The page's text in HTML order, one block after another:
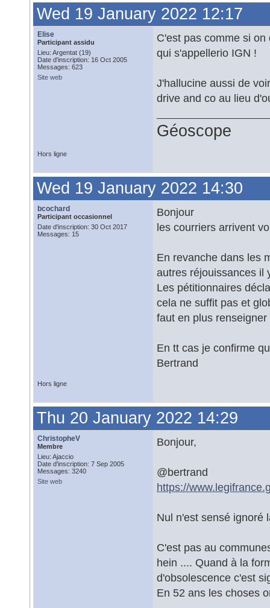
Wed 19 January 2022 12:17
Elise
Participant assidu
Lieu: Argentat (19)
Date d'inscription: 16 Oct 2005
Messages: 623
Site web
C'est pas comme si
qui s'appellerio IGN !
J'hallucine aussi de
drive and co au lieu
Géoscope
Hors ligne
Wed 19 January 2022 14:30
bcochard
Participant occasionnel
Date d'inscription: 30 Oct 2017
Messages: 15
Bonjour
les courriers arrivent
En revanche dans les
autres réjouissances il
Les pétitionnaires
cela ne suffit pas et
faut en plus
En tt cas je confirme
Bertrand
Hors ligne
Thu 20 January 2022 14:29
ChristopheV
Membre
Lieu: Ajaccio
Date d'inscription: 7 Sep 2005
Messages: 3240
Site web
Bonjour,
@bertrand
https://
Nul n'est sensé ignoré
C'est pas au
hein .... Quand à la
d'obsolescence c'est
En 52 ans les choses